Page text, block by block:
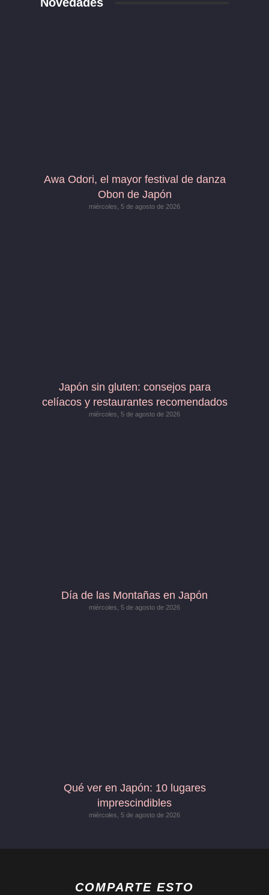
Novedades
Awa Odori, el mayor festival de danza
Obon de Japón
miércoles, 5 de agosto de 2026
Japón sin gluten: consejos para
celíacos y restaurantes recomendados
miércoles, 5 de agosto de 2026
Día de las Montañas en Japón
miércoles, 5 de agosto de 2026
Qué ver en Japón: 10 lugares
imprescindibles
miércoles, 5 de agosto de 2026
COMPARTE ESTO